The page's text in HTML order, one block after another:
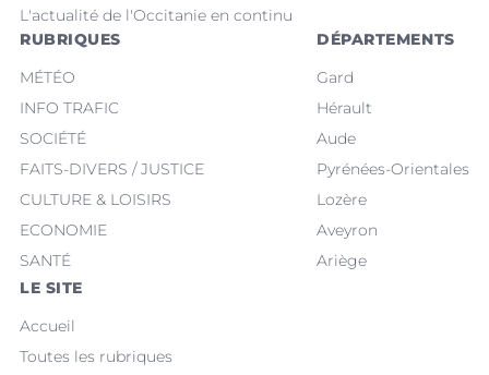
L'actualité de l'Occitanie en continu
RUBRIQUES
MÉTÉO
INFO TRAFIC
SOCIÉTÉ
FAITS-DIVERS / JUSTICE
CULTURE & LOISIRS
ECONOMIE
SANTÉ
DÉPARTEMENTS
Gard
Hérault
Aude
Pyrénées-Orientales
Lozère
Aveyron
Ariège
LE SITE
Accueil
Toutes les rubriques